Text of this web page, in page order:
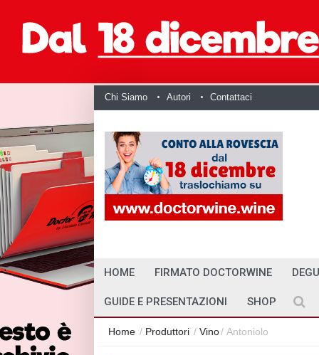
Chi Siamo Autori Contattaci
HOME FIRMATO DOCTORWINE
GUIDE E PRESENTAZIONI SHOP
Home / Produttori / Vino/ Antoniolo